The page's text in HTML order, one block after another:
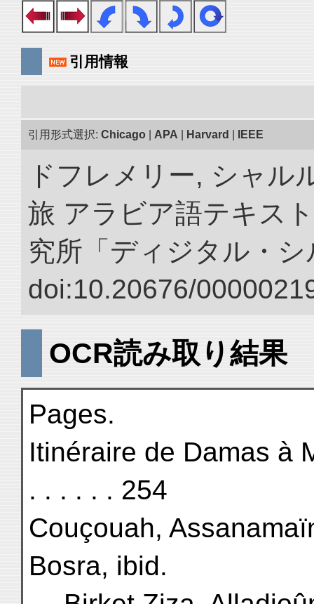
引用情報
引用形式選択: Chicago APA Harvard IEEE
ドフレメリー, シャル
旅 アラビア語テキス
究所「ディジタル・
doi:10.20676/
OCR読み取り結果
Pages.
Itinéraire de Damas à
. . . . . . 254
Couçouah,
Bosra, ibid.